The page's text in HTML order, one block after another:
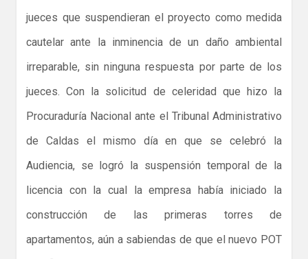
jueces que suspendieran el proyecto como medida
cautelar ante la inminencia de un daño ambiental
irreparable, sin ninguna respuesta por parte de los
jueces. Con la solicitud de celeridad que hizo la
Procuraduría Nacional ante el Tribunal Administrativo
de Caldas el mismo día en que se celebró la
Audiencia, se logró la suspensión temporal de la
licencia con la cual la empresa había iniciado la
construcción de las primeras torres de
apartamentos, aún a sabiendas de que el nuevo POT